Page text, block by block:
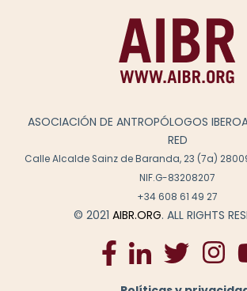
ASOCIACIÓN DE ANTROPÓLOGOS
RED
Calle Alcalde Sainz de Baranda, 23 (7a)
NIF.G-83208207
+34 608 61 49 27
© 2021 AIBR.ORG. ALL RIGHTS